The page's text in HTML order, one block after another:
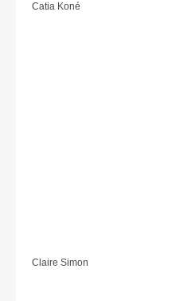
Catia Koné
Claire Simon